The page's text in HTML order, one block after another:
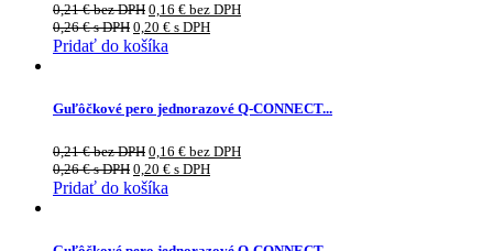
0,21€bez DPH 0,16 € bez DPH
0,26€s DPH 0,20 € s DPH
Pridať do košíka
Guľôčkové pero jednorazové Q-CONNECT...
0,21€bez DPH 0,16 € bez DPH
0,26€s DPH 0,20 € s DPH
Pridať do košíka